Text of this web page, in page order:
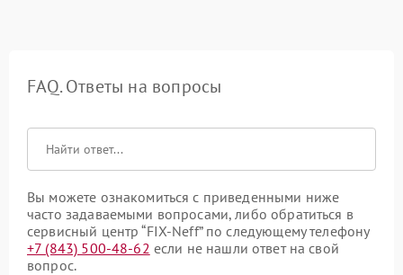
FAQ. Ответы на вопросы
Вы можете ознакомиться с приведенными ниже
часто задаваемыми вопросами, либо обратиться в
сервисный центр “FIX-Neff” по следующему телефону
+7 (843) 500-48-62 если не нашли ответ на свой
вопрос.